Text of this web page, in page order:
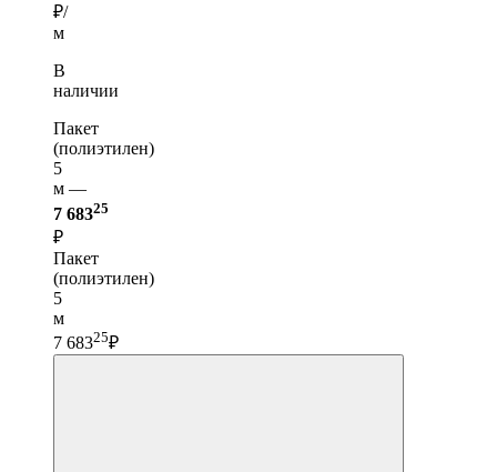
₽/
м
В
наличии
Пакет
(полиэтилен)
5
м —
7 68325
₽
Пакет
(полиэтилен)
5
м
7 68325₽